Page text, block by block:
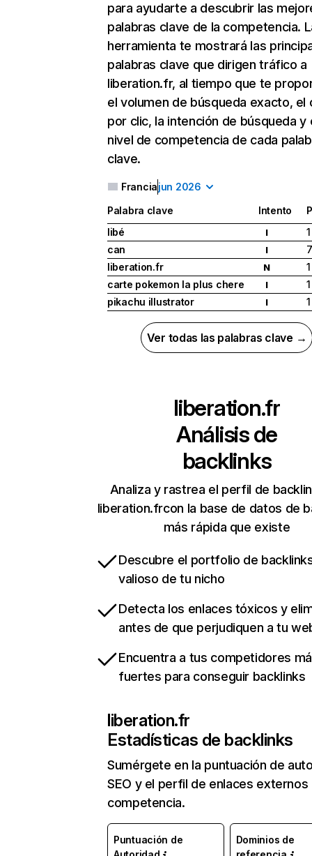
para ayudarte a descubrir las
palabras clave de la competencia.
herramienta te mostrará las
palabras clave que dirigen tráfico a
liberation.fr, al tiempo que te
el volumen de búsqueda exacto, el
por clic, la intención de búsqueda y
nivel de competencia de cada
clave.
Franciajun 2026
Palabra clave Intento
libé
I
1
can
I
7
liberation.fr
N
1
carte pokemon la plus chere
I
1
pikachu illustrator
I 1
Ver todas las palabras clave →
liberation.fr
Análisis de
backlinks
Analiza y rastrea el perfil de
liberation.frcon la base de datos de
más rápida que existe
Descubre el portfolio de
valioso de tu nicho
Detecta los enlaces tóxicos y
antes de que perjudiquen a tu
Encuentra a tus competidores
fuertes para conseguir backlinks
liberation.fr
Estadísticas de backlinks
Sumérgete en la puntuación de
SEO y el perfil de enlaces externos
competencia.
Puntuación de
Dominios de